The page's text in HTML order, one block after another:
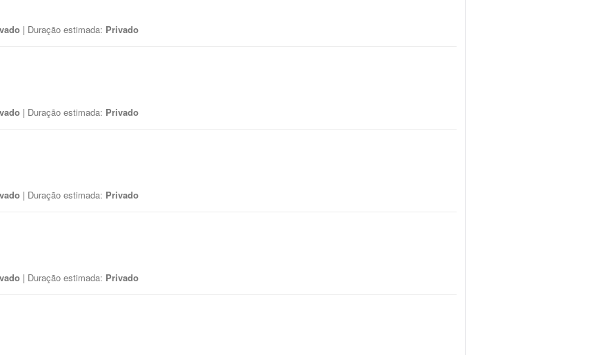
| Duração estimada: Privado
| Duração estimada: Privado
| Duração estimada: Privado
| Duração estimada: Privado